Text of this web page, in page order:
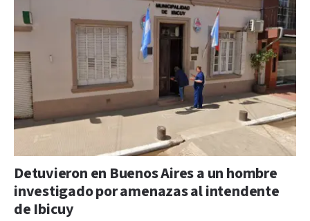
Detuvieron en Buenos Aires a un hombre
investigado por amenazas al intendente
de Ibicuy